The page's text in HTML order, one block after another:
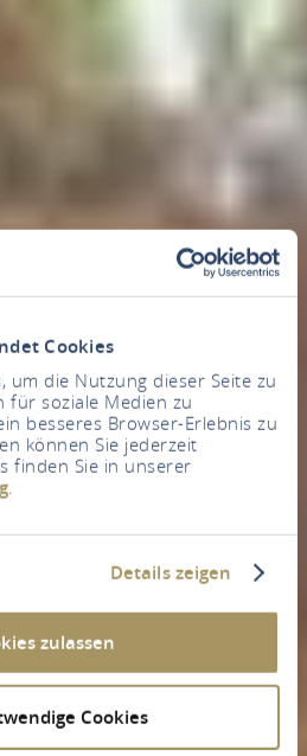
Cookies
um die Nutzung dieser Seite zu
für soziale Medien zu
besseres Browser-Erlebnis zu
können Sie jederzeit
finden Sie in unserer
.
Details zeigen
zulassen
Cookies